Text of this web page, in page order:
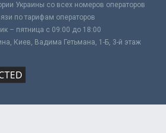
Украины со всех номеров операторов
по тарифам операторов
– пятница с 09:00 до 18:00
Киев, Вадима Гетьмана, 1-Б, 3-й этаж